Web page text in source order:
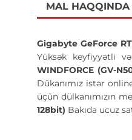
MAL HAQQINDA
Gigabyte GeForce
Yüksək keyfiyyətli
WINDFORCE (GV-
Dükanımız istər
üçün dülkanımızın
128bit) Bakıda ucuz